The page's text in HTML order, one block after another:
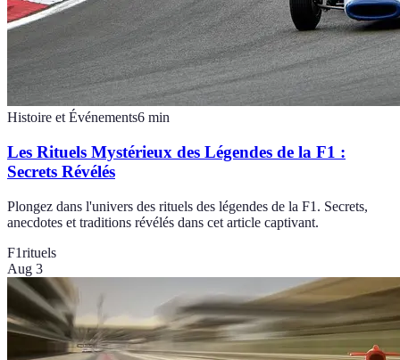
Histoire et Événements6 min
Les Rituels Mystérieux des Légendes de la F1 :
Secrets Révélés
Plongez dans l'univers des rituels des légendes de la F1. Secrets,
anecdotes et traditions révélés dans cet article captivant.
F1rituels
Aug 3